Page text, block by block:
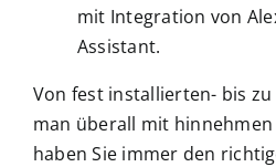
mit Integration von
Assistant.
Von fest installierten- bis
man überall mit hinnehmen
haben Sie immer den